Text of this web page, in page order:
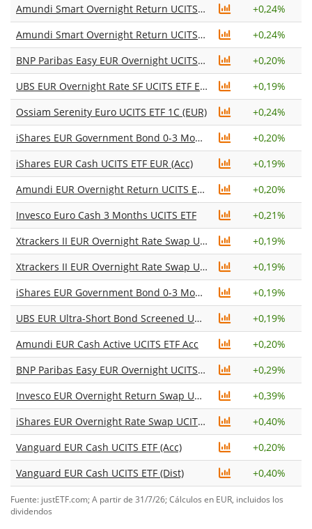
Amundi Smart Overnight Return UCITS ETF Acc +0,24%
Amundi Smart Overnight Return UCITS ETF Dist
+0,24%
BNP Paribas Easy EUR Overnight UCITS ETF Acc
+0,20%
UBS EUR Overnight Rate SF UCITS ETF EUR acc
+0,19%
Ossiam Serenity Euro UCITS ETF 1C (EUR)
+0,24%
iShares EUR Government Bond 0-3 Month UCITS ETF EUR (Dist)
+0,20%
iShares EUR Cash UCITS ETF EUR (Acc)
+0,19%
Amundi EUR Overnight Return UCITS ETF Acc
+0,20%
Invesco Euro Cash 3 Months UCITS ETF
+0,21%
Xtrackers II EUR Overnight Rate Swap UCITS ETF 1C
+0,19%
Xtrackers II EUR Overnight Rate Swap UCITS ETF 1D
+0,19%
iShares EUR Government Bond 0-3 Month UCITS ETF EUR (Acc)
+0,19%
UBS EUR Ultra-Short Bond Screened UCITS ETF EUR acc
+0,19%
Amundi EUR Cash Active UCITS ETF Acc
+0,20%
BNP Paribas Easy EUR Overnight UCITS ETF Dist
+0,29%
Invesco EUR Overnight Return Swap UCITS ETF Acc
+0,39%
iShares EUR Overnight Rate Swap UCITS ETF (Acc)
+0,40%
Vanguard EUR Cash UCITS ETF (Acc)
+0,20%
Vanguard EUR Cash UCITS ETF (Dist)
+0,40%
Fuente: justETF.com; A partir de 31/7/26; Cálculos en EUR, incluidos los
dividendos